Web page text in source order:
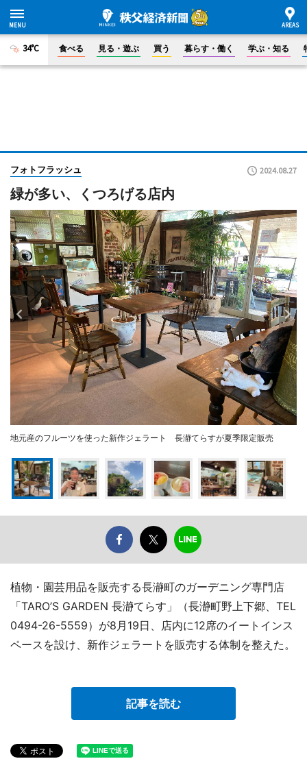
34°C 食べる 見る・遊ぶ 買う 暮らす・働く 学ぶ・知る
フォトフラッシュ 2024.08.27
緑が多い、くつろげる店内
地元産のフルーツを使った新作ジェラート 長瀞てらすが夏季限定販売
植物・園芸用品を販売する長瀞町のガーデニング専門店
「TARO’S GARDEN 長瀞てらす」（長瀞町野上下郷、TEL
0494-26-5559）が8月19日、店内に12席のイートインス
ペースを設け、新作ジェラートを販売する体制を整えた。
記事を読む